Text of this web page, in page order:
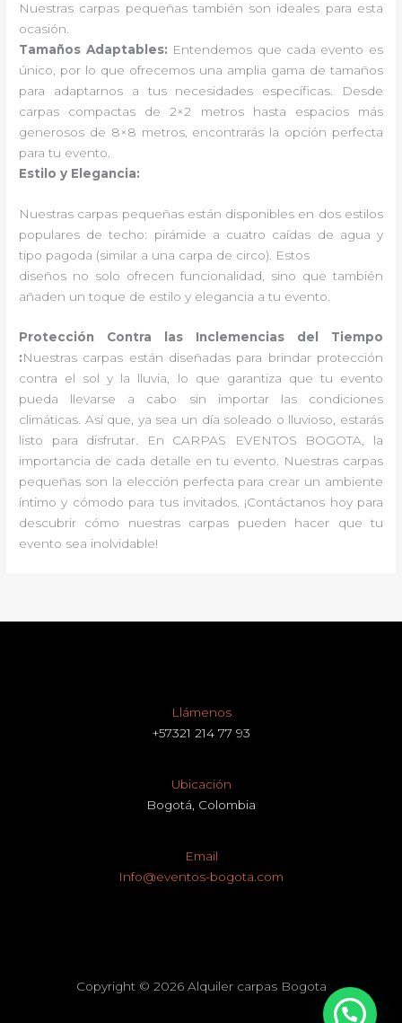
Nuestras carpas pequeñas también son ideales para esta
ocasión.
Tamaños Adaptables: Entendemos que cada evento es
único, por lo que ofrecemos una amplia gama de tamaños
para adaptarnos a tus necesidades específicas. Desde
carpas compactas de 2×2 metros hasta espacios más
generosos de 8×8 metros, encontrarás la opción perfecta
para tu evento.
Estilo y Elegancia:
Nuestras carpas pequeñas están disponibles en dos estilos
populares de techo: pirámide a cuatro caídas de agua y
tipo pagoda (similar a una carpa de circo). Estos
diseños no solo ofrecen funcionalidad, sino que también
añaden un toque de estilo y elegancia a tu evento.
Protección Contra las Inclemencias del Tiempo
:Nuestras carpas están diseñadas para brindar protección
contra el sol y la lluvia, lo que garantiza que tu evento
pueda llevarse a cabo sin importar las condiciones
climáticas. Así que, ya sea un día soleado o lluvioso, estarás
listo para disfrutar. En CARPAS EVENTOS BOGOTA, la
importancia de cada detalle en tu evento. Nuestras carpas
pequeñas son la elección perfecta para crear un ambiente
íntimo y cómodo para tus invitados. ¡Contáctanos hoy para
descubrir cómo nuestras carpas pueden hacer que tu
evento sea inolvidable!
Llámenos
+57321 214 77 93
Ubicación
Bogotá, Colombia
Email
Info@eventos-bogota.com
Copyright © 2026 Alquiler carpas Bogota